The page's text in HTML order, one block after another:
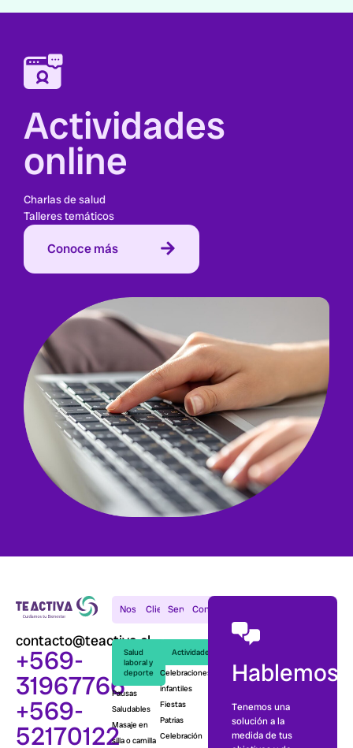
Actividades
online
Charlas de salud
Talleres temáticos
Conoce más
contacto@teactiva.cl
+569-
31967766
+569-
52170122
NosotrosClientesServiciosContacto
Salud
laboral y
deporte
Pausas
Saludables
Masaje en
silla o camilla
Actividades
Celebraciones
infantiles
Fiestas
Patrias
Celebración
Hablemos
Tenemos una
solución a la
medida de tus